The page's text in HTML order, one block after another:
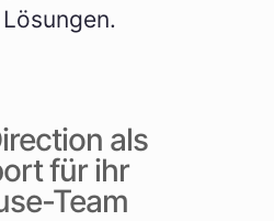
als
für ihr
Team